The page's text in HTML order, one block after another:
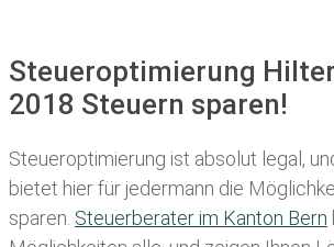
Steueroptimierung
2018 Steuern sparen!
Steueroptimierung ist absolut legal,
bietet hier für jedermann die
sparen. Steuerberater im K anton Bern